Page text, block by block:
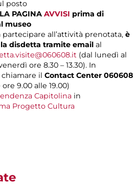
posto
PAGINA AVVISI prima di
museo
all’attività prenotata, è
disdetta tramite email al
(dal lunedì al
ore 8.30 – 13.30). In
il Contact Center 060608
9.00 alle 19.00)
Capitolina in
Progetto Cultura